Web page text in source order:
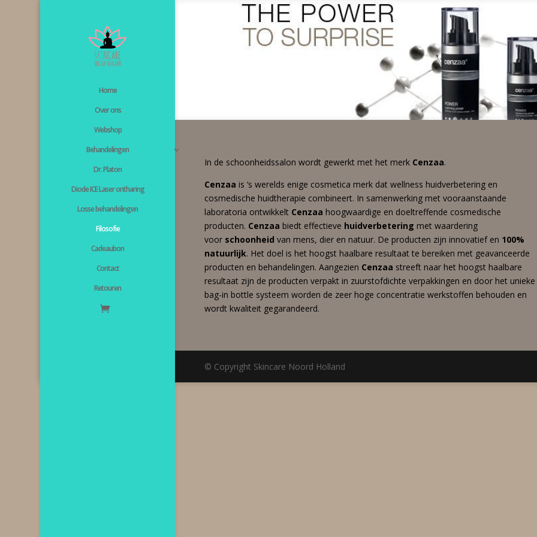
Home
Over ons
Webshop
Behandelingen
Dr. Platon
Diode ICE Laser ontharing
Losse behandelingen
Filosofie
Cadeaubon
Contact
Retouren
In de schoonheidssalon wordt gewerkt met het merk Cenzaa.
Cenzaa is ‘s werelds enige cosmetica merk dat wellness huidverbetering en
cosmedische huidtherapie combineert. In samenwerking met vooraanstaande
laboratoria ontwikkelt Cenzaa hoogwaardige en doeltreffende cosmedische
producten. Cenzaa biedt effectieve huidverbetering met waardering
voor schoonheid van mens, dier en natuur. De producten zijn innovatief en 100%
natuurlijk. Het doel is het hoogst haalbare resultaat te bereiken met geavanceerde
producten en behandelingen. Aangezien Cenzaa streeft naar het hoogst haalbare
resultaat zijn de producten verpakt in zuurstofdichte verpakkingen en door het unieke
bag-in bottle systeem worden de zeer hoge concentratie werkstoffen behouden en
wordt kwaliteit gegarandeerd.
© Copyright Skincare Noord Holland